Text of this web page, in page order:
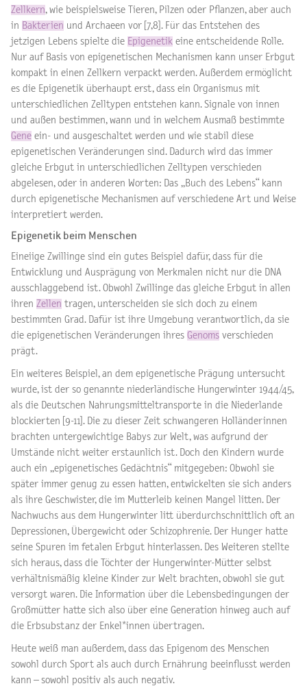
Zellkern, wie beispielsweise Tieren, Pilzen oder Pflanzen, aber auch
in Bakterien und Archaeen vor [7,8]. Für das Entstehen des
jetzigen Lebens spielte die Epigenetik eine entscheidende Rolle.
Nur auf Basis von epigenetischen Mechanismen kann unser Erbgut
kompakt in einen Zellkern verpackt werden. Außerdem ermöglicht
es die Epigenetik überhaupt erst, dass ein Organismus mit
unterschiedlichen Zelltypen entstehen kann. Signale von innen
und außen bestimmen, wann und in welchem Ausmaß bestimmte
Gene ein- und ausgeschaltet werden und wie stabil diese
epigenetischen Veränderungen sind. Dadurch wird das immer
gleiche Erbgut in unterschiedlichen Zelltypen verschieden
abgelesen, oder in anderen Worten: Das „Buch des Lebens“ kann
durch epigenetische Mechanismen auf verschiedene Art und Weise
interpretiert werden.
Epigenetik beim Menschen
Eineiige Zwillinge sind ein gutes Beispiel dafür, dass für die
Entwicklung und Ausprägung von Merkmalen nicht nur die DNA
ausschlaggebend ist. Obwohl Zwillinge das gleiche Erbgut in allen
ihren Zellen tragen, unterscheiden sie sich doch zu einem
bestimmten Grad. Dafür ist ihre Umgebung verantwortlich, da sie
die epigenetischen Veränderungen ihres Genoms verschieden
prägt.
Ein weiteres Beispiel, an dem epigenetische Prägung untersucht
wurde, ist der so genannte niederländische Hungerwinter 1944/45,
als die Deutschen Nahrungsmitteltransporte in die Niederlande
blockierten [9-11]. Die zu dieser Zeit schwangeren Holländerinnen
brachten untergewichtige Babys zur Welt, was aufgrund der
Umstände nicht weiter erstaunlich ist. Doch den Kindern wurde
auch ein „epigenetisches Gedächtnis“ mitgegeben: Obwohl sie
später immer genug zu essen hatten, entwickelten sie sich anders
als ihre Geschwister, die im Mutterleib keinen Mangel litten. Der
Nachwuchs aus dem Hungerwinter litt überdurchschnittlich oft an
Depressionen, Übergewicht oder Schizophrenie. Der Hunger hatte
seine Spuren im fetalen Erbgut hinterlassen. Des Weiteren stellte
sich heraus, dass die Töchter der Hungerwinter-Mütter selbst
verhältnismäßig kleine Kinder zur Welt brachten, obwohl sie gut
versorgt waren. Die Information über die Lebensbedingungen der
Großmütter hatte sich also über eine Generation hinweg auch auf
die Erbsubstanz der Enkel*innen übertragen.
Heute weiß man außerdem, dass das Epigenom des Menschen
sowohl durch Sport als auch durch Ernährung beeinflusst werden
kann – sowohl positiv als auch negativ.